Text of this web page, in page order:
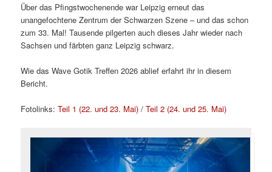
Über das Pfingstwochenende war Leipzig erneut das
unangefochtene Zentrum der Schwarzen Szene – und das schon
zum 33. Mal! Tausende pilgerten auch dieses Jahr wieder nach
Sachsen und färbten ganz Leipzig schwarz.
Wie das Wave Gotik Treffen 2026 ablief erfahrt ihr in diesem
Bericht.
Fotolinks:Teil 1 (22. und 23. Mai) /Teil 2 (24. und 25. Mai)